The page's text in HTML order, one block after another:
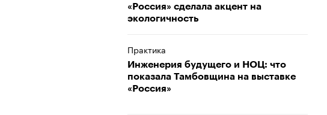
«Россия» сделала акцент на
экологичность
Практика
Инженерия будущего и НОЦ: что
показала Тамбовщина на выставке
«Россия»